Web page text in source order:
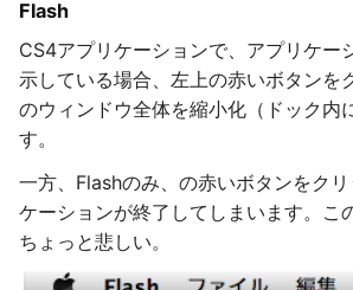
Flash
CS4アプリケーションで、アプリケー
示している場合、左上の赤いボタンを
のウィンドウ全体を縮小化（ドック内
す。
一方、Flashのみ、の赤いボタンをク
ケーションが終了してしまいます。こ
ちょっと悲しい。